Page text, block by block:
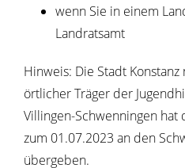
wenn Sie in einem
Landratsamt
Hinweis: Die Stadt
örtlicher Träger der
Villingen-Schwenningen hat
zum 01.07.2023 an den
übergeben.